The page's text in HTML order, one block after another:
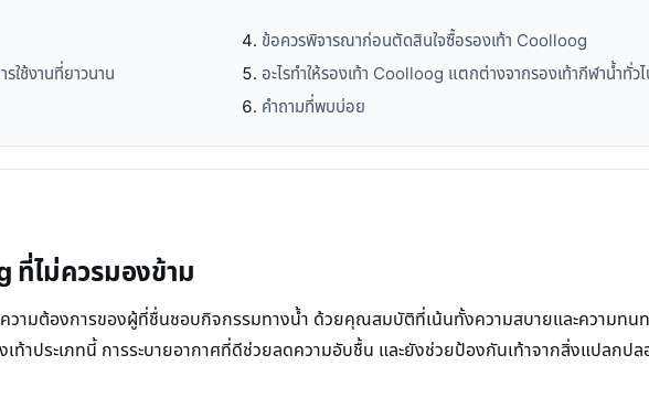
ใช้งานที่ยาวนาน
ข้อควรพิจารณาก่อนตัดสินใจซื้อรองเท้า Coolloog
อะไรทำให้รองเท้า Coolloog แตกต่างจากรองเท้ากีฬาน้ำทั่ว
คำถามที่พบบ่อย
ไม่ควรมองข้าม
ามต้องการของผู้ที่ชื่นชอบกิจกรรมทางน้ำ ด้วยคุณสมบัติที่เน้นทั้งความสบายและความทนท
ท้าประเภทนี้ การระบายอากาศที่ดีช่วยลดความอับชื้น และยังช่วยป้องกันเท้าจากสิ่งแปลกป